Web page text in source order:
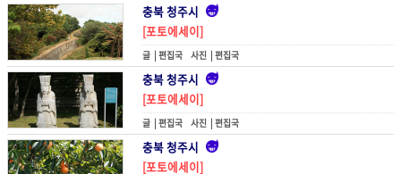
충북 청주시
[포토에세이]
글 |편집국 사진 |편집국
충북 청주시
[포토에세이]
글 |편집국 사진 |편집국
충북 청주시
[포토에세이]